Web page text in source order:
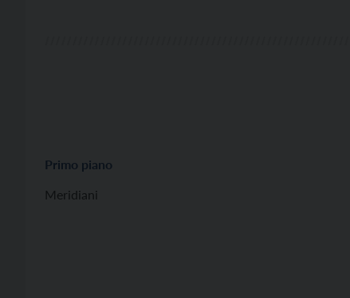
Primo piano
Meridiani